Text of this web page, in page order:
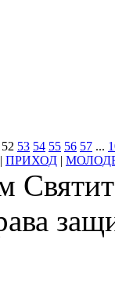
52 53 54 55 56 57 ...
| ПРИХОД |